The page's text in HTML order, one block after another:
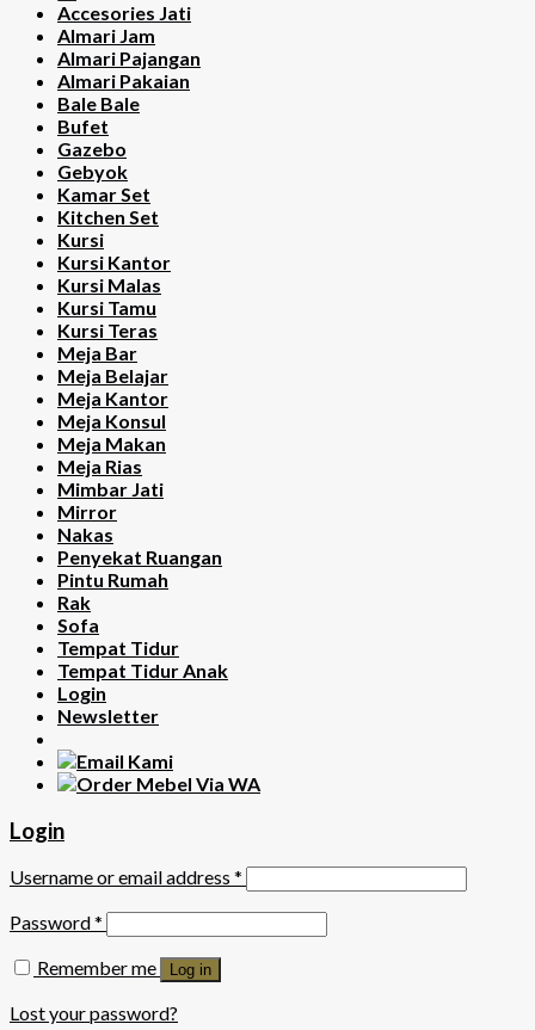
Accesories Jati
Almari Jam
Almari Pajangan
Almari Pakaian
Bale Bale
Bufet
Gazebo
Gebyok
Kamar Set
Kitchen Set
Kursi
Kursi Kantor
Kursi Malas
Kursi Tamu
Kursi Teras
Meja Bar
Meja Belajar
Meja Kantor
Meja Konsul
Meja Makan
Meja Rias
Mimbar Jati
Mirror
Nakas
Penyekat Ruangan
Pintu Rumah
Rak
Sofa
Tempat Tidur
Tempat Tidur Anak
Login
Newsletter
Login
Username or email address *
Password*
Remember me
Log in
Lost your password?